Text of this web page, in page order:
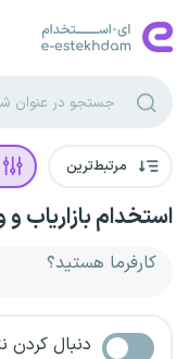
مرتبط‌ترین
استخدام بازاریاب
کارفرما هستید؟
دنبال